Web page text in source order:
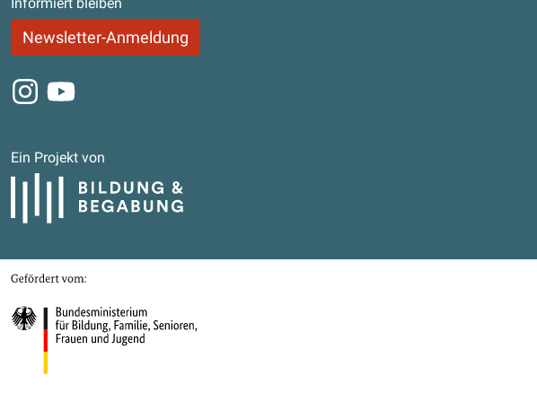
Newsletter-Anmeldung
Instagram
Youtube
Ein Projekt von
Bildung und Begabung
Gefördert von
Bundesministerium für Bildung, Familie, Senioren, Frauen und Jugend